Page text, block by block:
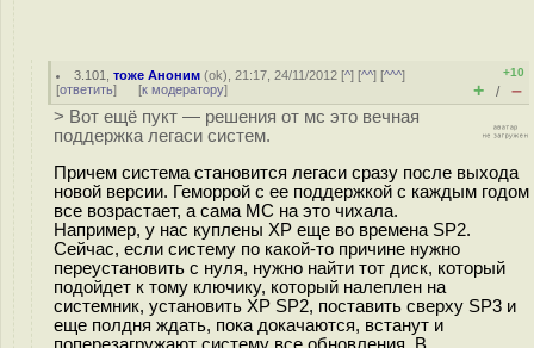
3.101 ,тоже Аноним (ok), 21:17, 24/11/2012 [^] [^^] [^^^]
[ответить] [к модератору]
+10
+ / –
> Вот ещё пукт — решения от мс это вечная
поддержка легаси систем.
Причем система становится легаси сразу после выхода
новой версии. Геморрой с ее поддержкой с каждым годом
все возрастает, а сама МС на это чихала.
Например, у нас куплены XP еще во времена SP2.
Сейчас, если систему по какой-то причине нужно
переустановить с нуля, нужно найти тот диск, который
подойдет к тому ключику, который налеплен на
системник, установить XP SP2, поставить сверху SP3 и
еще полдня ждать, пока докачаются, встанут и